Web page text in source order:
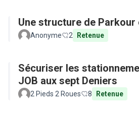
Une structure de Parkour
Anonyme 2 Retenue
Sécuriser les
JOB aux sept Deniers
2 Pieds 2 Roues 8 Retenue